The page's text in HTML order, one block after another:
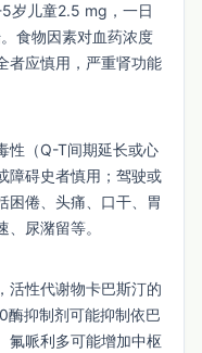
岁儿童2.5 mg，一日
食物因素对血药浓度
者应慎用，严重肾功能
性（Q-T间期延长或心
障碍史者慎用；驾驶或
困倦、头痛、口干、胃
尿潴留等。
活性代谢物卡巴斯汀的
酶抑制剂可能抑制依巴
氟哌利多可能增加中枢